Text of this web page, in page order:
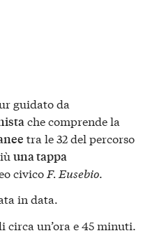
guidato da
che comprende la
tra le 32 del percorso
una tappa
civico F. Eusebio.
in data.
circa un’ora e 45 minuti.